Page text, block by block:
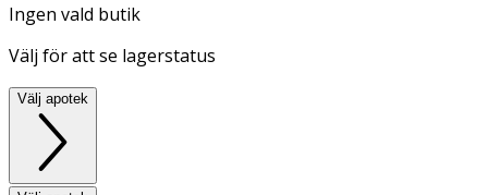
Ingen vald butik
Välj för att se lagerstatus
Välj apotek